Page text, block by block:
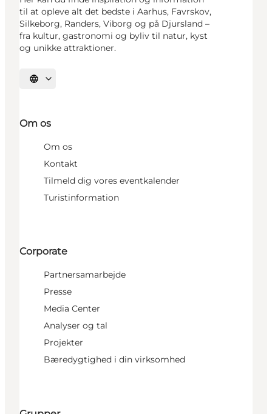
til at opleve alt det bedste i Aarhus, Favrskov,
Silkeborg, Randers, Viborg og på Djursland –
fra kultur, gastronomi og byliv til natur, kyst
og unikke attraktioner.
Vælg sprog
Om os
Om os
Kontakt
Tilmeld dig vores eventkalender
Turistinformation
Corporate
Partnersamarbejde
Presse
Media Center
Analyser og tal
Projekter
Bæredygtighed i din virksomhed